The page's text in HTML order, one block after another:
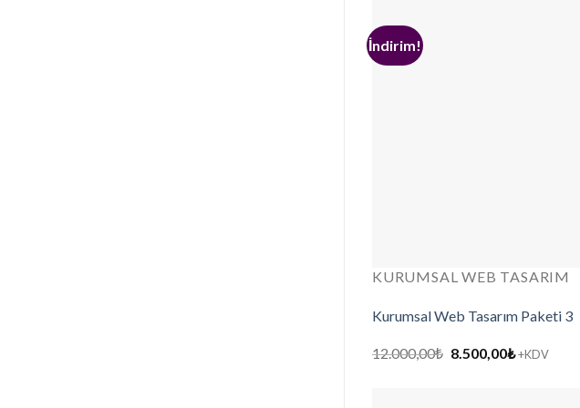
İndirim!
KURUMSAL WEB TASARIM
Kurumsal Web Tasarım Paketi 3
12.000,00₺ Orijinal
8.500,00₺Şu
+KDV